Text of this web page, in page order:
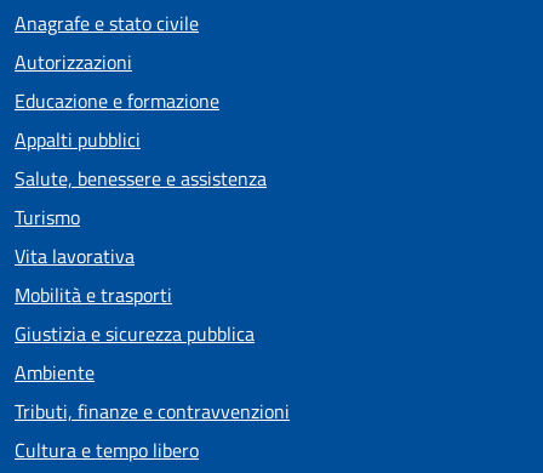
Anagrafe e stato civile
Autorizzazioni
Educazione e formazione
Appalti pubblici
Salute, benessere e assistenza
Turismo
Vita lavorativa
Mobilità e trasporti
Giustizia e sicurezza pubblica
Ambiente
Tributi, finanze e contravvenzioni
Cultura e tempo libero